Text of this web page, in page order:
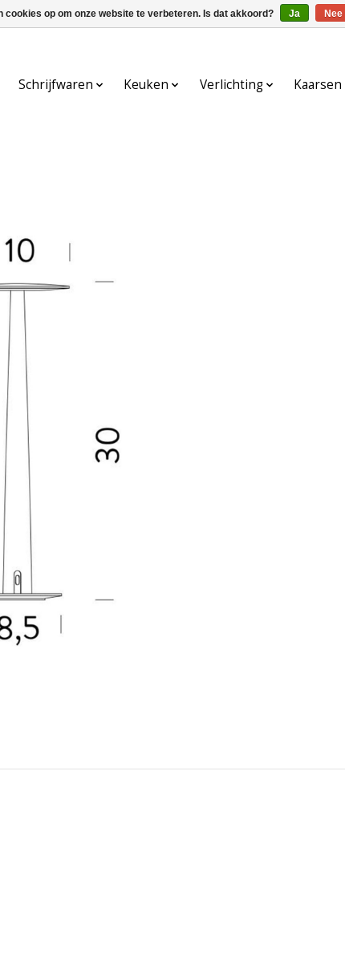
Schrijfwaren Keuken Verlichting Kaarsen
cookies op om onze website te verbeteren. Is dat akkoord? Ja Nee